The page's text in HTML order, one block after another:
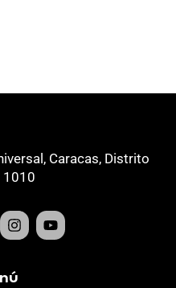
Caracas, Distrito
1010